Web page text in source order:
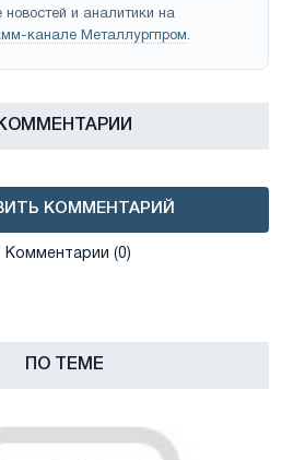
и аналитики на
канале Металлургпром.
КОММЕНТАРИЙ
Комментарии (0)
ПО ТЕМЕ